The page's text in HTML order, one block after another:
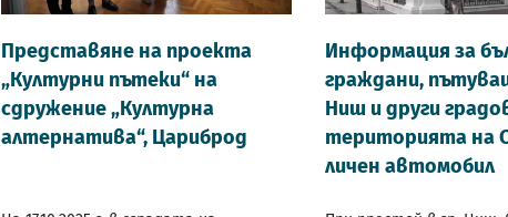
Представяне на проекта
„Културни пътеки“ на
сдружение „Културна
алтернатива“, Цариброд
Информация за
граждани,
Ниш и други
територията на
личен автомобил